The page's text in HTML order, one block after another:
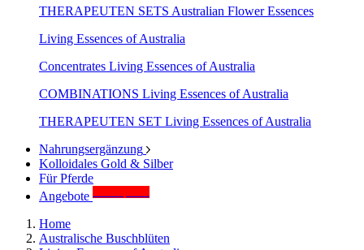
THERAPEUTEN SETS Australian Flower Essences
Living Essences of Australia
Concentrates Living Essences of Australia
COMBINATIONS Living Essences of Australia
THERAPEUTEN SET Living Essences of Australia
Nahrungsergänzung
Kolloidales Gold & Silber
Für Pferde
Angebote
Home
Australische Buschblüten